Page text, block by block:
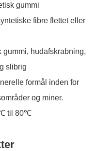
FR
gummi
fibre flettet eller
hudafskrabning,
slibrig
formål inden for
og miner.
til 80℃